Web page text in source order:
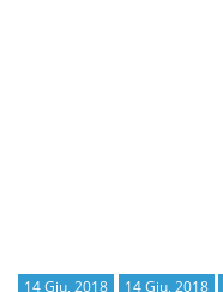
14 Giu, 2018 14 Giu, 2018